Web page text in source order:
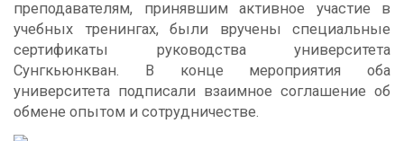
преподавателям, принявшим активное участие в
учебных тренингах, были вручены специальные
сертификаты руководства университета
Сунгкьюнкван. В конце мероприятия оба
университета подписали взаимное соглашение об
обмене опытом и сотрудничестве.